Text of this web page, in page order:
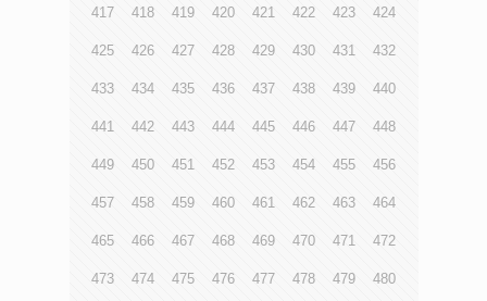
417 418 419 420 421 422 423 424
425 426 427 428 429 430 431 432
433 434 435 436 437 438 439 440
441 442 443 444 445 446 447 448
449 450 451 452 453 454 455 456
457 458 459 460 461 462 463 464
465 466 467 468 469 470 471 472
473 474 475 476 477 478 479 480